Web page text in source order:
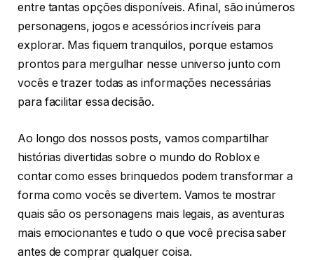
entre tantas opções disponíveis. Afinal, são inúmeros
personagens, jogos e acessórios incríveis para
explorar. Mas fiquem tranquilos, porque estamos
prontos para mergulhar nesse universo junto com
vocês e trazer todas as informações necessárias
para facilitar essa decisão.
Ao longo dos nossos posts, vamos compartilhar
histórias divertidas sobre o mundo do Roblox e
contar como esses brinquedos podem transformar a
forma como vocês se divertem. Vamos te mostrar
quais são os personagens mais legais, as aventuras
mais emocionantes e tudo o que você precisa saber
antes de comprar qualquer coisa.